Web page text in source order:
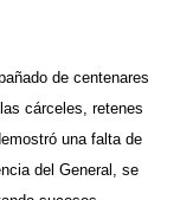
de centenares
cárceles, retenes
una falta de
del General, se